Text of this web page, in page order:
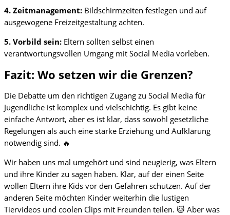
4. Zeitmanagement: Bildschirmzeiten festlegen und auf
ausgewogene Freizeitgestaltung achten.
5. Vorbild sein: Eltern sollten selbst einen
verantwortungsvollen Umgang mit Social Media vorleben.
Fazit: Wo setzen wir die Grenzen?
Die Debatte um den richtigen Zugang zu Social Media für
Jugendliche ist komplex und vielschichtig. Es gibt keine
einfache Antwort, aber es ist klar, dass sowohl gesetzliche
Regelungen als auch eine starke Erziehung und Aufklärung
notwendig sind. 🔥
Wir haben uns mal umgehört und sind neugierig, was Eltern
und ihre Kinder zu sagen haben. Klar, auf der einen Seite
wollen Eltern ihre Kids vor den Gefahren schützen. Auf der
anderen Seite möchten Kinder weiterhin die lustigen
Tiervideos und coolen Clips mit Freunden teilen. 🐱 Aber was